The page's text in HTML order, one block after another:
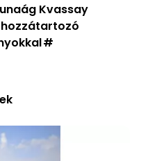
Kvassay
hozzátartozó